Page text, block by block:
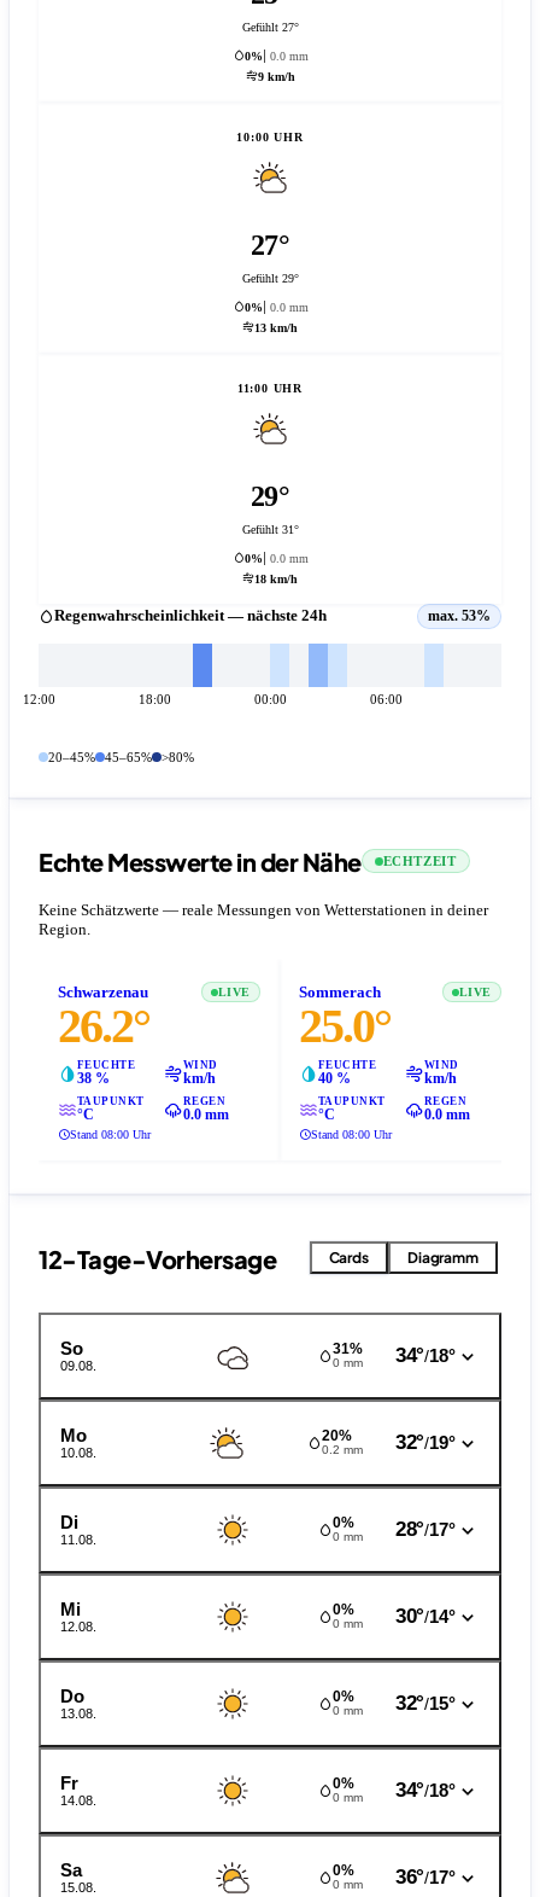
Gefühlt 27°
0%
0.0 mm
9 km/h
10:00 UHR
27°
Gefühlt 29°
0%
0.0 mm
13 km/h
11:00 UHR
29°
Gefühlt 31°
0%
0.0 mm
18 km/h
Regenwahrscheinlichkeit — nächste 24h max. 53%
12:00 18:00 00:00 06:00
20–45% 45–65% >80%
Echte Messwerte in der Nähe ECHTZEIT
Keine Schätzwerte — reale Messungen von Wetterstationen in deiner
Region.
Schwarzenau LIVE
26.2°
FEUCHTE
38 %
WIND
km/h
TAUPUNKT
°C
REGEN
0.0 mm
Stand 08:00 Uhr
Sommerach LIVE
25.0°
FEUCHTE
40 %
WIND
km/h
TAUPUNKT
°C
REGEN
0.0 mm
Stand 08:00 Uhr
12-Tage-Vorhersage Cards Diagramm
So
09.08.
31%
0 mm 34°/18°
Mo
10.08.
20%
0.2 mm 32°/19°
Di
11.08.
0%
0 mm 28°/17°
Mi
12.08.
0%
0 mm 30°/14°
Do
13.08.
0%
0 mm 32°/15°
Fr
14.08.
0%
0 mm 34°/18°
Sa
15.08.
0%
0 mm 36°/17°